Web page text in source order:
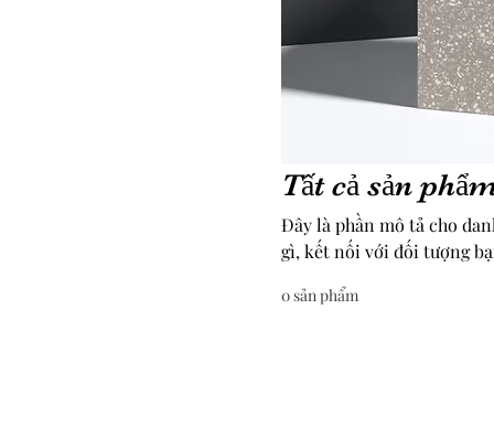
Tất cả sản
Đây là phần mô tả cho
gì, kết nối với đối tượng
0 sản phẩm